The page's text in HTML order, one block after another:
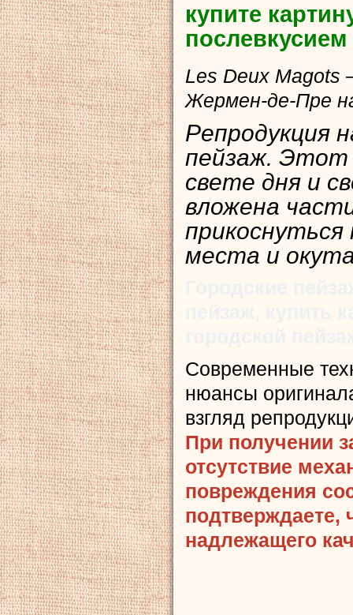
купите
послевкусием
Les Deux
Жермен-де-Пре
Репродукция
пейзаж. Этот
свете дня и
вложена
места и
Современные
нюансы
взгляд
При получении
отсутствие
повреждения
подтверждаете,
надлежащего